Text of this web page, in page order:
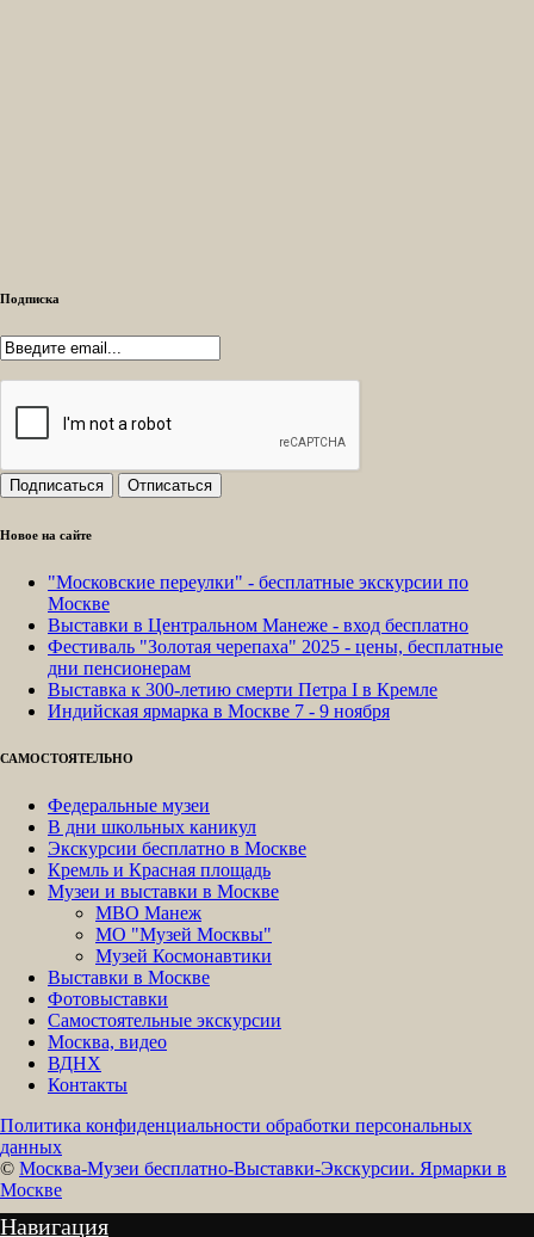
Подписка
Новое на сайте
"Московские переулки" - бесплатные экскурсии по
Москве
Выставки в Центральном Манеже - вход бесплатно
Фестиваль "Золотая черепаха" 2025 - цены, бесплатные
дни пенсионерам
Выставка к 300-летию смерти Петра I в Кремле
Индийская ярмарка в Москве 7 - 9 ноября
САМОСТОЯТЕЛЬНО
Федеральные музеи
В дни школьных каникул
Экскурсии бесплатно в Москве
Кремль и Красная площадь
Музеи и выставки в Москве
МВО Манеж
МО "Музей Москвы"
Музей Космонавтики
Выставки в Москве
Фотовыставки
Самостоятельные экскурсии
Москва, видео
ВДНХ
Контакты
Политика конфиденциальности обработки персональных
данных
© Москва-Музеи бесплатно-Выставки-Экскурсии. Ярмарки в
Москве
Навигация